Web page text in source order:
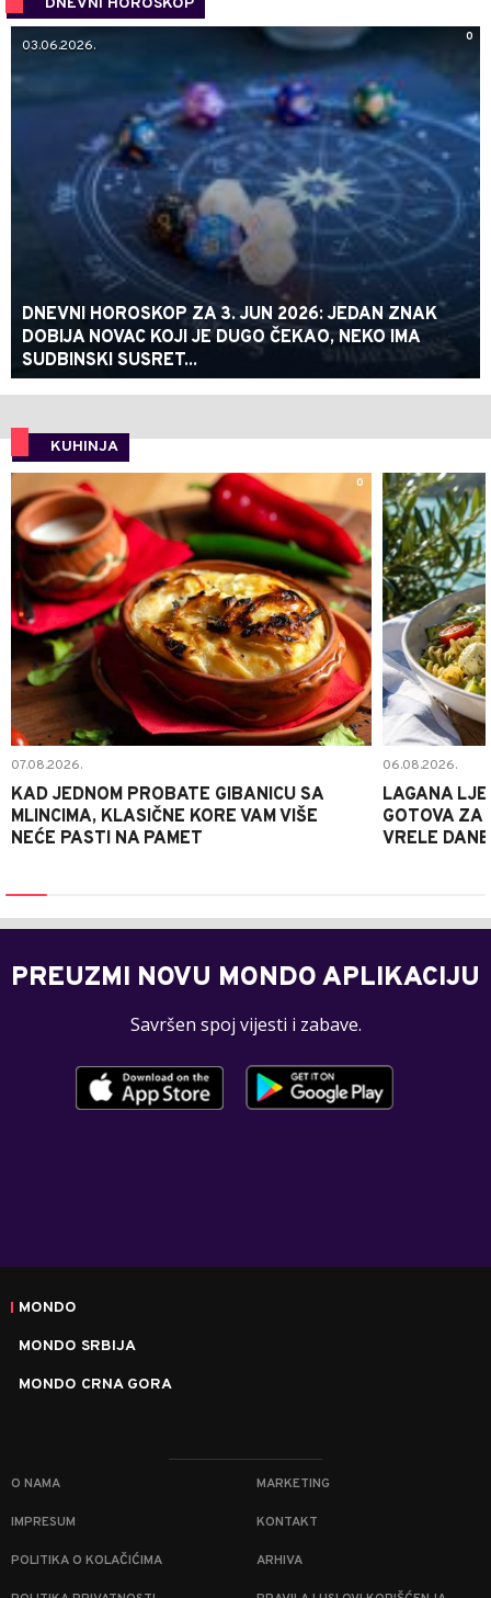
0
03.06.2026.
DNEVNI HOROSKOP ZA 3. JUN 2026: JEDAN ZNAK
DOBIJA NOVAC KOJI JE DUGO ČEKAO, NEKO IMA
SUDBINSKI SUSRET...
KUHINJA
0
07.08.2026.
KAD JEDNOM PROBATE GIBANICU SA
MLINCIMA, KLASIČNE KORE VAM VIŠE
NEĆE PASTI NA PAMET
06.08.2026.
LAGANA
GOTOVA ZA
VRELE DANE
PREUZMI NOVU MONDO APLIKACIJU
Savršen spoj vijesti i zabave.
MONDO
MONDO SRBIJA
MONDO CRNA GORA
O NAMA MARKETING
IMPRESUM KONTAKT
POLITIKA O KOLAČIĆIMA ARHIVA